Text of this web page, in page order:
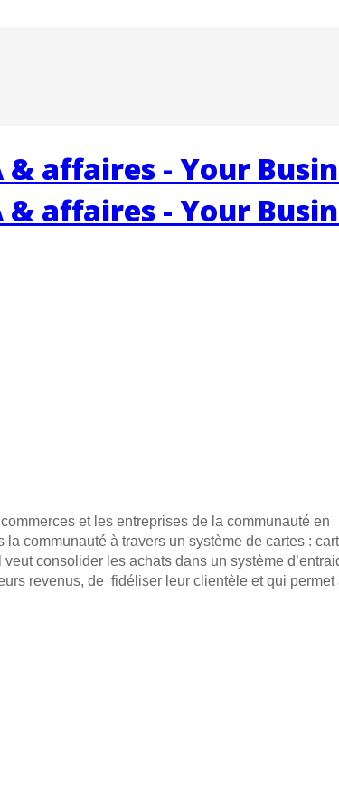
et les entreprises de la communauté en
communauté à travers un système de cartes :
consolider les achats dans un système
revenus, de fidéliser leur clientèle et qui